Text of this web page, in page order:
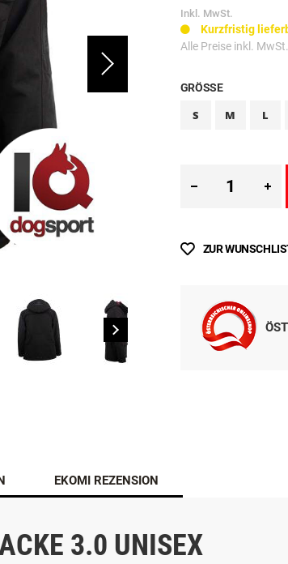
Inkl. MwSt.
Kurzfristig
Alle Preise inkl.
GRÖSSE
S M L
ZUR
3.0 UNISEX
EKOMI REZENSION